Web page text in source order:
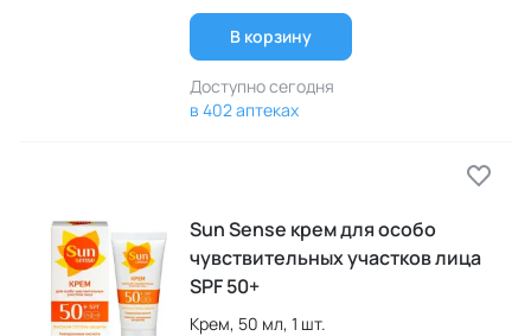
В корзину
Доступно сегодня
в 402 аптеках
Sun Sensе крем для особо
чувствительных участков лица
SPF 50+
Крем, 50 мл, 1 шт.